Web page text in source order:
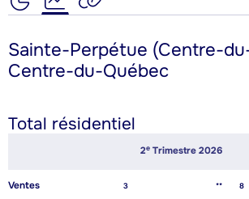
Sainte-Perpétue (Centre-
Centre-du-Québec
Total résidentiel
2E Trimestre 2026
Ventes 3 ** 8